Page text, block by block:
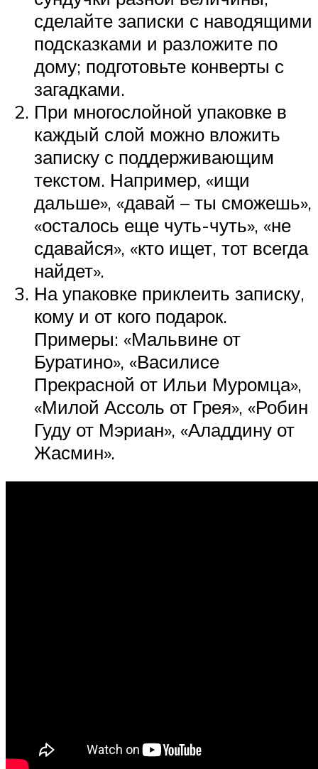
сделайте записки с наводящими
подсказками и разложите по
дому; подготовьте конверты с
загадками.
При многослойной упаковке в
каждый слой можно вложить
записку с поддерживающим
текстом. Например, «ищи
дальше», «давай – ты сможешь»,
«осталось еще чуть-чуть», «не
сдавайся», «кто ищет, тот всегда
найдет».
На упаковке приклеить записку,
кому и от кого подарок.
Примеры: «Мальвине от
Буратино», «Василисе
Прекрасной от Ильи Муромца»,
«Милой Ассоль от Грея», «Робин
Гуду от Мэриан», «Аладдину от
Жасмин».